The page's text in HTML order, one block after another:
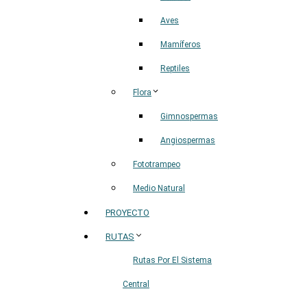
Aves
Mamíferos
Reptiles
Flora
Gimnospermas
Angiospermas
Fototrampeo
Medio Natural
PROYECTO
RUTAS
Rutas Por El Sistema
Central